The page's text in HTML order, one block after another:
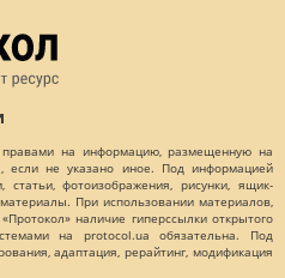
правами на информацию, размещенную на
если не указано иное. Под информацией
статьи, фотоизображения, рисунки, ящик-
При использовании материалов,
наличие гиперссылки открытого
на protocol.ua обязательна. Под
адаптация, рерайтинг, модификация